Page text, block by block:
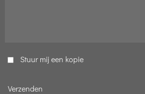
Stuur mij een kopie
Verzenden